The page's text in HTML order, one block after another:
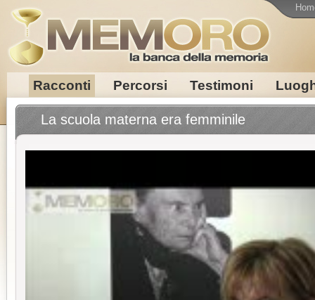
Racconti Percorsi Testimoni
La scuola materna era femminile